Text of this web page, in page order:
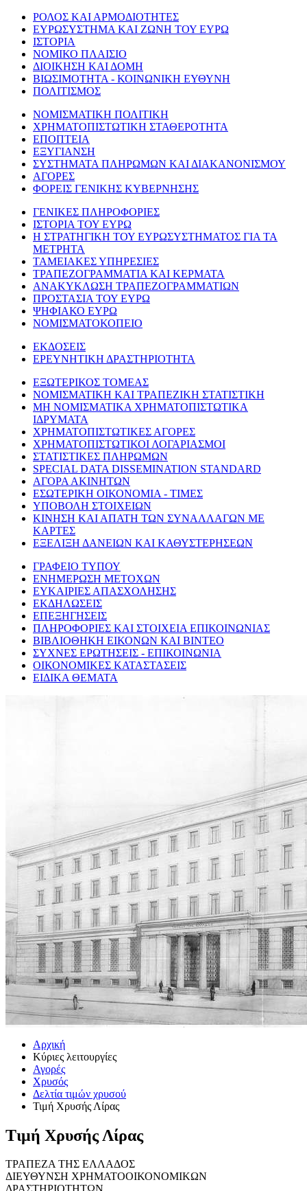
ΡΟΛΟΣ ΚΑΙ ΑΡΜΟΔΙΟΤΗΤΕΣ
ΕΥΡΩΣΥΣΤΗΜΑ ΚΑΙ ΖΩΝΗ ΤΟΥ ΕΥΡΩ
ΙΣΤΟΡΙΑ
ΝΟΜΙΚΟ ΠΛΑΙΣΙΟ
ΔΙΟΙΚΗΣΗ ΚΑΙ ΔΟΜΗ
ΒΙΩΣΙΜΟΤΗΤΑ - ΚΟΙΝΩΝΙΚΗ ΕΥΘΥΝΗ
ΠΟΛΙΤΙΣΜΟΣ
ΝΟΜΙΣΜΑΤΙΚΗ ΠΟΛΙΤΙΚΗ
ΧΡΗΜΑΤΟΠΙΣΤΩΤΙΚΗ ΣΤΑΘΕΡΟΤΗΤΑ
ΕΠΟΠΤΕΙΑ
ΕΞΥΓΙΑΝΣΗ
ΣΥΣΤΗΜΑΤΑ ΠΛΗΡΩΜΩΝ ΚΑΙ ΔΙΑΚΑΝΟΝΙΣΜΟΥ
ΑΓΟΡΕΣ
ΦΟΡΕΙΣ ΓΕΝΙΚΗΣ ΚΥΒΕΡΝΗΣΗΣ
ΓΕΝΙΚΕΣ ΠΛΗΡΟΦΟΡΙΕΣ
ΙΣΤΟΡΙΑ ΤΟΥ ΕΥΡΩ
Η ΣΤΡΑΤΗΓΙΚΗ ΤΟΥ ΕΥΡΩΣΥΣΤΗΜΑΤΟΣ ΓΙΑ ΤΑ
ΜΕΤΡΗΤΑ
ΤΑΜΕΙΑΚΕΣ ΥΠΗΡΕΣΙΕΣ
ΤΡΑΠΕΖΟΓΡΑΜΜΑΤΙΑ ΚΑΙ ΚΕΡΜΑΤΑ
ΑΝΑΚΥΚΛΩΣΗ ΤΡΑΠΕΖΟΓΡΑΜΜΑΤΙΩΝ
ΠΡΟΣΤΑΣΙΑ ΤΟΥ ΕΥΡΩ
ΨΗΦΙΑΚΟ ΕΥΡΩ
ΝΟΜΙΣΜΑΤΟΚΟΠΕΙΟ
ΕΚΔΟΣΕΙΣ
ΕΡΕΥΝΗΤΙΚΗ ΔΡΑΣΤΗΡΙΟΤΗΤΑ
ΕΞΩΤΕΡΙΚΟΣ ΤΟΜΕΑΣ
ΝΟΜΙΣΜΑΤΙΚΗ ΚΑΙ ΤΡΑΠΕΖΙΚΗ ΣΤΑΤΙΣΤΙΚΗ
ΜΗ ΝΟΜΙΣΜΑΤΙΚΑ ΧΡΗΜΑΤΟΠΙΣΤΩΤΙΚΑ
ΙΔΡΥΜΑΤΑ
ΧΡΗΜΑΤΟΠΙΣΤΩΤΙΚΕΣ ΑΓΟΡΕΣ
ΧΡΗΜΑΤΟΠΙΣΤΩΤΙΚΟΙ ΛΟΓΑΡΙΑΣΜΟΙ
ΣΤΑΤΙΣΤΙΚΕΣ ΠΛΗΡΩΜΩΝ
SPECIAL DATA DISSEMINATION STANDARD
ΑΓΟΡΑ ΑΚΙΝΗΤΩΝ
ΕΣΩΤΕΡΙΚΗ ΟΙΚΟΝΟΜΙΑ - ΤΙΜΕΣ
ΥΠΟΒΟΛΗ ΣΤΟΙΧΕΙΩΝ
ΚΙΝΗΣΗ ΚΑΙ ΑΠΑΤΗ ΤΩΝ ΣΥΝΑΛΛΑΓΩΝ ΜΕ
ΚΑΡΤΕΣ
ΕΞΕΛΙΞΗ ΔΑΝΕΙΩΝ ΚΑΙ ΚΑΘΥΣΤΕΡΗΣΕΩΝ
ΓΡΑΦΕΙΟ ΤΥΠΟΥ
ΕΝΗΜΕΡΩΣΗ ΜΕΤΟΧΩΝ
ΕΥΚΑΙΡΙΕΣ ΑΠΑΣΧΟΛΗΣΗΣ
ΕΚΔΗΛΩΣΕΙΣ
ΕΠΕΞΗΓΗΣΕΙΣ
ΠΛΗΡΟΦΟΡΙΕΣ ΚΑΙ ΣΤΟΙΧΕΙΑ ΕΠΙΚΟΙΝΩΝΙΑΣ
ΒΙΒΛΙΟΘΗΚΗ ΕΙΚΟΝΩΝ ΚΑΙ ΒΙΝΤΕΟ
ΣΥΧΝΕΣ ΕΡΩΤΗΣΕΙΣ - ΕΠΙΚΟΙΝΩΝΙΑ
ΟΙΚΟΝΟΜΙΚΕΣ ΚΑΤΑΣΤΑΣΕΙΣ
ΕΙΔΙΚΑ ΘΕΜΑΤΑ
Αρχική
Κύριες λειτουργίες
Αγορές
Χρυσός
Δελτία τιμών χρυσού
Τιμή Χρυσής Λίρας
Τιμή Χρυσής Λίρας
ΤΡΑΠΕΖΑ ΤΗΣ ΕΛΛΑΔΟΣ
ΔΙΕΥΘΥΝΣΗ ΧΡΗΜΑΤΟΟΙΚΟΝΟΜΙΚΩΝ